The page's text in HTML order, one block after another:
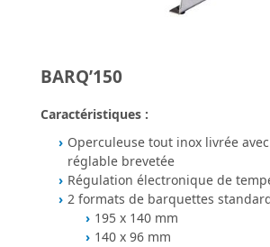
BARQ’150
Caractéristiques :
Operculeuse tout inox livrée
réglable brevetée
Régulation électronique de
2 formats de barquettes standard
195 x 140 mm
140 x 96 mm